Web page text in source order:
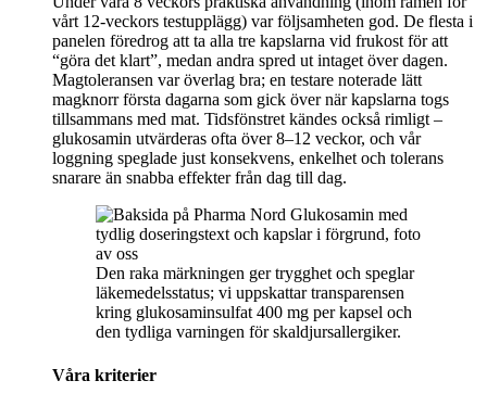
vårt 12-veckors testupplägg) var följsamheten god. De flesta i
panelen föredrog att ta alla tre kapslarna vid frukost för att
“göra det klart”, medan andra spred ut intaget över dagen.
Magtoleransen var överlag bra; en testare noterade lätt
magknorr första dagarna som gick över när kapslarna togs
tillsammans med mat. Tidsfönstret kändes också rimligt –
glukosamin utvärderas ofta över 8–12 veckor, och vår
loggning speglade just konsekvens, enkelhet och tolerans
snarare än snabba effekter från dag till dag.
Den raka märkningen ger trygghet och speglar
läkemedelsstatus; vi uppskattar transparensen
kring glukosaminsulfat 400 mg per kapsel och
den tydliga varningen för skaldjursallergiker.
Våra kriterier